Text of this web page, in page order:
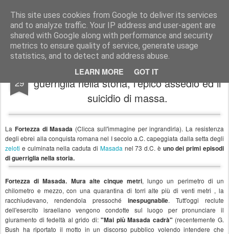
This site uses cookies from Google to deliver its services
and to analyze traffic. Your IP address and user-agent are
shared with Google along with performance and security
metrics to ensure quality of service, generate usage
statistics, and to detect and address abuse.
LEARN MORE GOT IT
In esplorazione oltre lo stagno di rane Blog antifascista in esplorazione che ha scelto la rivoluzione. Solo mettendo in viaggio la propria anima si evita che essa, annoiata, abbandoni il proprio corpo. Il vero nucleo dello spirito vitale di una persona è la passione per l'avventura.
Pages
29
La fortezza di Masada: le prime forme di
guerriglia nella storia, l'epico assedio ed il
suicidio di massa.
La Fortezza di Masada (Clicca sull'immagine per ingrandirla). La resistenza
degli ebrei alla conquista romana nel I secolo a.C. capeggiata dalla setta degli
zeloti e culminata nella caduta di Masada nel 73 d.C. è uno dei primi episodi
di guerriglia nella storia.
Fortezza di Masada. Mura alte cinque metri, lungo un perimetro di un
chilometro e mezzo, con una quarantina di torri alte più di venti metri , la
racchiudevano, rendendola pressoché inespugnabile. Tutt'oggi reclute
dell'esercito israeliano vengono condotte sul luogo per pronunciare il
giuramento di fedeltà al grido di:"Mai più Masada cadrà" (recentemente G.
Bush ha riportato il motto in un discorso pubblico volendo intendere che